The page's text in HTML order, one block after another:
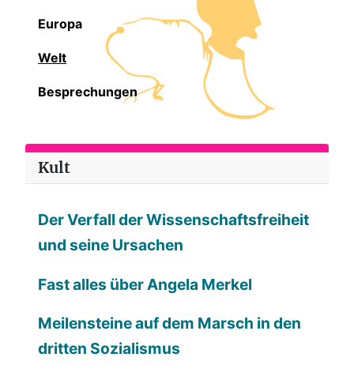
Europa
Welt
Besprechungen
Kult
Der Verfall der Wissenschaftsfreiheit
und seine Ursachen
Fast alles über Angela Merkel
Meilensteine auf dem Marsch in den
dritten Sozialismus